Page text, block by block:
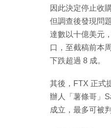
因此決定停止收
但調查後發現問
達數以十億美元
口，至截稿前本
下跌超過 8 成。
其後，FTX 正式
辦人「薯條哥」
成立，最多可被